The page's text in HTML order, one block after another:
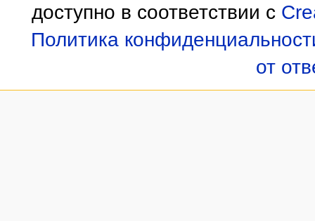
доступно в соответствии с
Политика
от